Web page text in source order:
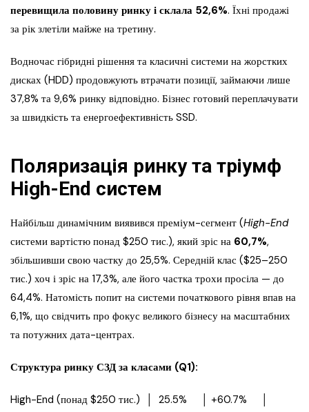
перевищила половину ринку і склала 52,6%. Їхні продажі
за рік злетіли майже на третину.
Водночас гібридні рішення та класичні системи на жорстких
дисках (HDD) продовжують втрачати позиції, займаючи лише
37,8% та 9,6% ринку відповідно. Бізнес готовий переплачувати
за швидкість та енергоефективність SSD.
Поляризація ринку та тріумф
High-End систем
Найбільш динамічним виявився преміум-сегмент (High-End
системи вартістю понад $250 тис.), який зріс на 60,7%,
збільшивши свою частку до 25,5%. Середній клас ($25–250
тис.) хоч і зріс на 17,3%, але його частка трохи просіла — до
64,4%. Натомість попит на системи початкового рівня впав на
6,1%, що свідчить про фокус великого бізнесу на масштабних
та потужних дата-центрах.
Структура ринку СЗД за класами (Q1):
High-End (понад $250 тис.) │ 25.5% │ +60.7% │